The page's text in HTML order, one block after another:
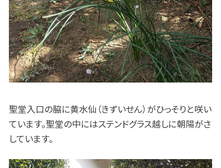
聖堂入口の脇に黄水仙（きずいせん）がひっそりと咲い
ています。聖堂の中にはステンドグラス越しに朝陽がさ
しています。